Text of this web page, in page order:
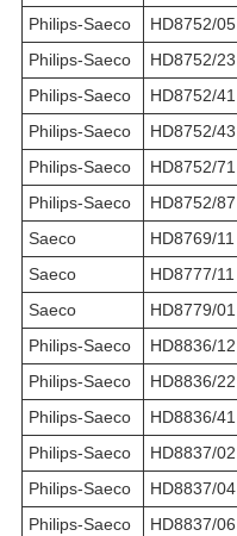
Philips-Saeco
HD8752/05
Philips-Saeco
HD8752/23
Philips-Saeco
HD8752/41
Philips-Saeco
HD8752/43
Philips-Saeco
HD8752/71
Philips-Saeco
HD8752/87
Saeco
HD8769/11
Saeco
HD8777/11
Saeco
HD8779/01
Philips-Saeco
HD8836/12
Philips-Saeco
HD8836/22
Philips-Saeco
HD8836/41
Philips-Saeco
HD8837/02
Philips-Saeco
HD8837/04
Philips-Saeco
HD8837/06